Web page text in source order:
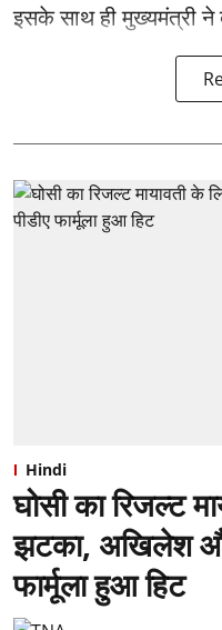
इसके साथ ही मुख्यमंत्री ने
Hindi
घोसी का रिजल्ट
झटका, अखिलेश और
फार्मूला हुआ हिट